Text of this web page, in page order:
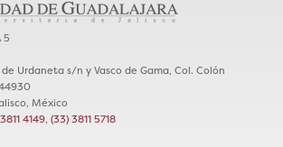
5
de Urdaneta s/n y Vasco de Gama, Col. Colón
México
4149, (33) 3811 5718